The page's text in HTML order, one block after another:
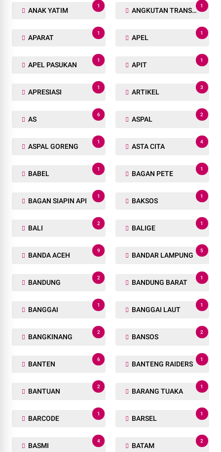
ANAK YATIM
1
ANGKUTAN TRANSPORTASI
1
APARAT
1
APEL
1
APEL PASUKAN
1
APIT
1
APRESIASI
1
ARTIKEL
3
AS
6
ASPAL
2
ASPAL GORENG
1
ASTA CITA
4
BABEL
1
BAGAN PETE
1
BAGAN SIAPIN API
1
BAKSOS
1
BALI
2
BALIGE
1
BANDA ACEH
9
BANDAR LAMPUNG
5
BANDUNG
2
BANDUNG BARAT
1
BANGGAI
1
BANGGAI LAUT
1
BANGKINANG
2
BANSOS
2
BANTEN
6
BANTENG RAIDERS
1
BANTUAN
2
BARANG TUAKA
1
BARCODE
1
BARSEL
1
BASMI
4
BATAM
2